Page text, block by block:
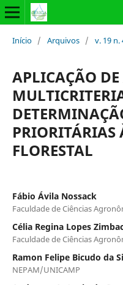
Início / Arquivos / v. 19
APLICAÇÃO
PRIORITÁRIAS
FLORESTAL
Fábio Ávila Nossack
Faculdade de Ciências
Célia Regina Lopes
Faculdade de Ciências
Ramon Felipe Bicudo da
NEPAM/UNICAMP